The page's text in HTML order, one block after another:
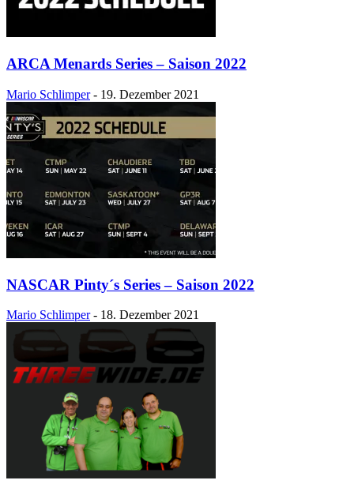
ARCA Menards Series – Saison 2022
Mario Schlimper - 19. Dezember 2021
NASCAR Pinty´s Series – Saison 2022
Mario Schlimper - 18. Dezember 2021